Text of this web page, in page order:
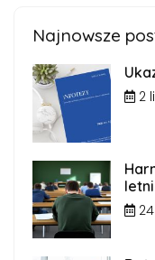
Najnowsze
2
24